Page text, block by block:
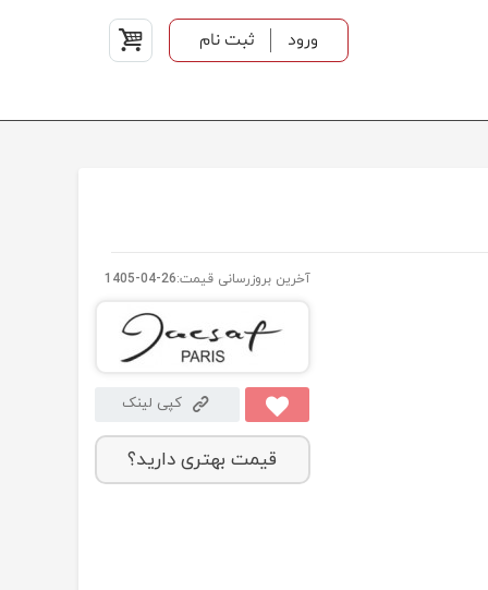
ورود ثبت نام
آخرین بروزرسانی قیمت:1405-04-26
کپی لینک
قیمت بهتری دارید؟